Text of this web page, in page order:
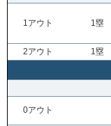
1アウト 1塁
2アウト
1塁
0アウト